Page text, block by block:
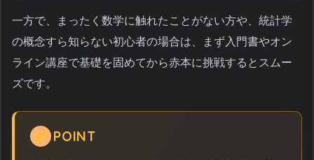
一方で、まったく数学に触れたことがない方や、統計学
の概念すら知らない初心者の場合は、まず入門書やオン
ライン講座で基礎を固めてから赤本に挑戦するとスムー
ズです。
POINT